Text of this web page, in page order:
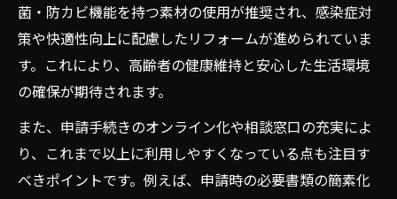
菌・防カビ機能を持つ素材の使用が推奨され、感染症対
策や快適性向上に配慮したリフォームが進められていま
す。これにより、高齢者の健康維持と安心した生活環境
の確保が期待されます。
また、申請手続きのオンライン化や相談窓口の充実によ
り、これまで以上に利用しやすくなっている点も注目す
べきポイントです。例えば、申請時の必要書類の簡素化